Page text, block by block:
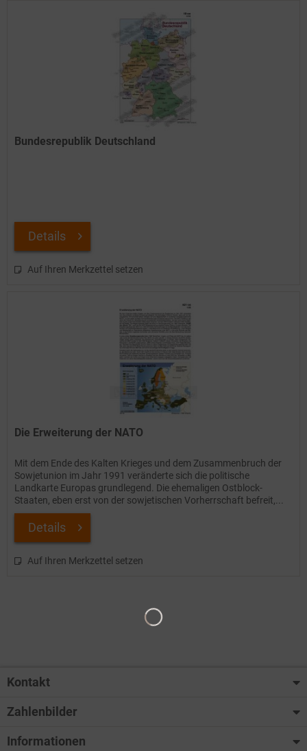
Bundesrepublik Deutschland
Details
Auf Ihren Merkzettel setzen
Die Erweiterung der NATO
Mit dem Ende des Kalten Krieges und dem Zusammenbruch der
Sowjetunion im Jahr 1991 veränderte sich die politische
Landkarte Europas grundlegend. Die ehemaligen Ostblock-
Staaten, eben erst von der sowjetischen Vorherrschaft befreit,...
Details
Auf Ihren Merkzettel setzen
Kontakt
Zahlenbilder
Informationen